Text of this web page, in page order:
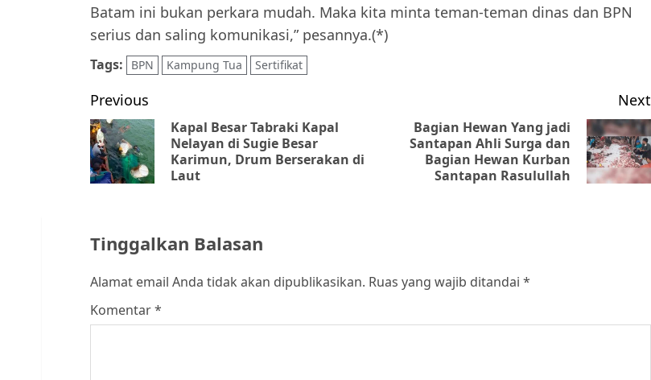
Batam ini bukan perkara mudah. Maka kita minta teman-teman dinas dan BPN
serius dan saling komunikasi,” pesannya.(*)
Tags: BPN Kampung Tua Sertifikat
Post
navigation
Previous
Previous
Kapal Besar Tabraki Kapal
Nelayan di Sugie Besar
Karimun, Drum Berserakan di
Laut
Next
Bagian Hewan Yang jadi
Santapan Ahli Surga dan
Bagian Hewan Kurban
Santapan Rasulullah
Tinggalkan Balasan
Alamat email Anda tidak akan dipublikasikan. Ruas yang wajib ditandai *
Komentar*